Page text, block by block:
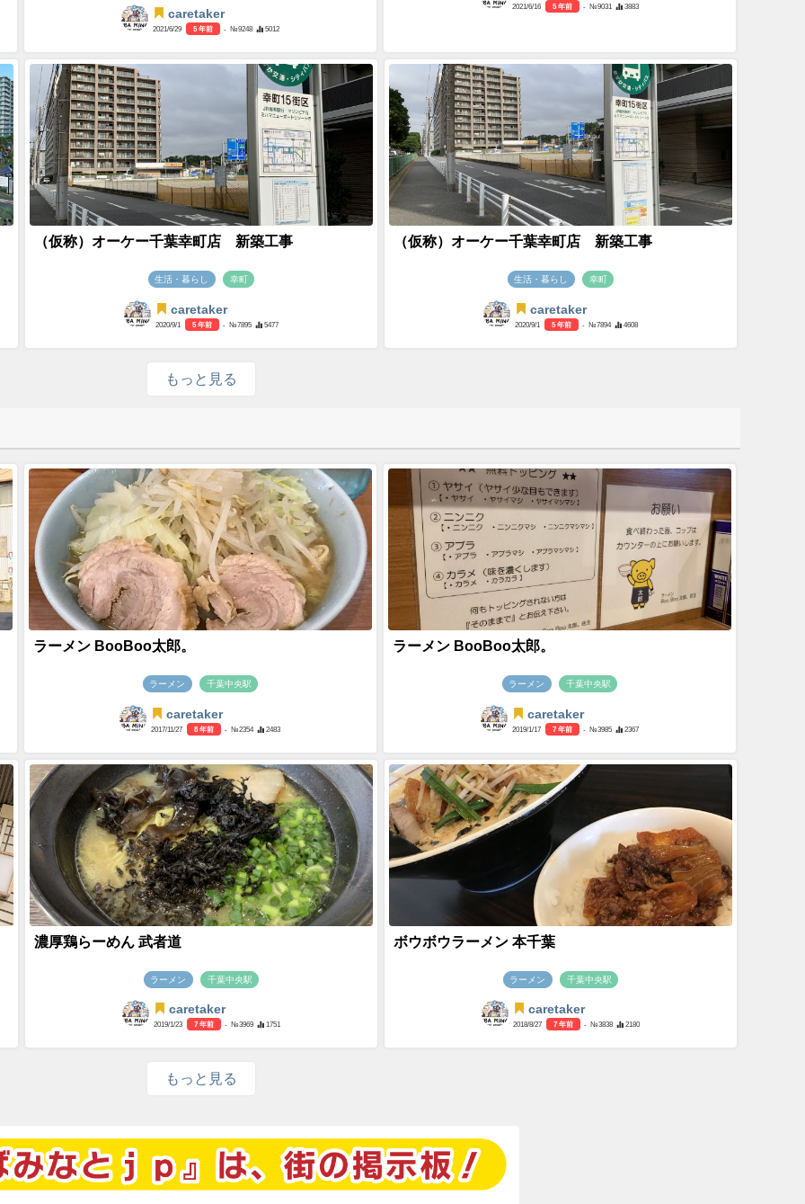
caretaker
2021/6/29 5 年前 - №9248 5012
2021/6/16 5 年前 - №9031 3883
（仮称）オーケー千葉幸町店 新築工事
生活・暮らし 幸町
caretaker
2020/9/1 5 年前 - №7895 5477
（仮称）オーケー千葉幸町店 新築工事
生活・暮らし 幸町
caretaker
2020/9/1 5 年前 - №7894 4608
もっと見る
ラーメン BooBoo太郎。
ラーメン 千葉中央駅
caretaker
2017/11/27 8 年前 - №2354 2483
ラーメン BooBoo太郎。
ラーメン 千葉中央駅
caretaker
2019/1/17 7 年前 - №3985 2367
濃厚鶏らーめん 武者道
ラーメン 千葉中央駅
caretaker
2019/1/23 7 年前 - №3969 1751
ボウボウラーメン 本千葉
ラーメン 千葉中央駅
caretaker
2018/8/27 7 年前 - №3838 2180
もっと見る